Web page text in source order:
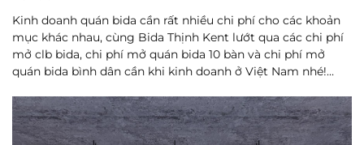
Kinh doanh quán bida cần rất nhiều chi phí cho các khoản
mục khác nhau, cùng Bida Thịnh Kent lướt qua các chi phí
mở clb bida, chi phí mở quán bida 10 bàn và chi phí mở
quán bida bình dân cần khi kinh doanh ở Việt Nam nhé!